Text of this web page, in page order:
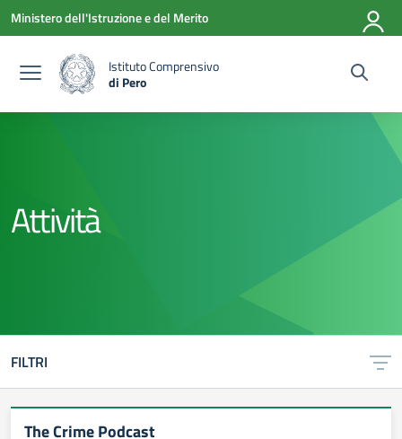
Vai ai contenuti
Vai al menu di navigazione
Vai al footer
Ministero dell'Istruzione e del Merito
Istituto Comprensivo
di Pero
Attività
FILTRI
The Crime Podcast